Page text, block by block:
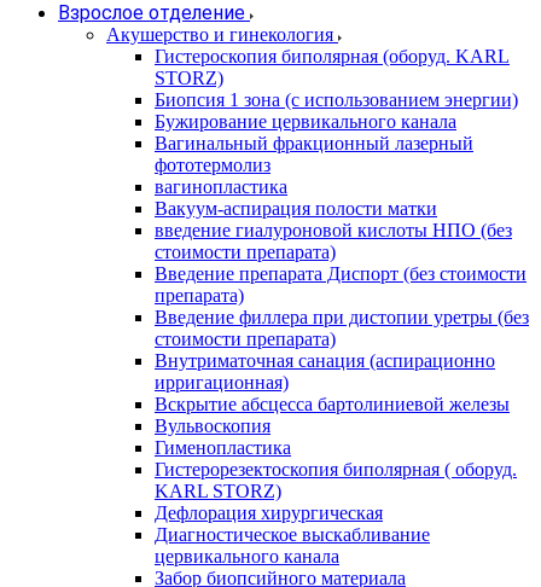
Взрослое отделение
Акушерство и гинекология
Гистероскопия биполярная (оборуд. KARL
STORZ)
Биопсия 1 зона (с использованием энергии)
Бужирование цервикального канала
Вагинальный фракционный лазерный
фототермолиз
вагинопластика
Вакуум-аспирация полости матки
введение гиалуроновой кислоты НПО (без
стоимости препарата)
Введение препарата Диспорт (без стоимости
препарата)
Введение филлера при дистопии уретры (без
стоимости препарата)
Внутриматочная санация (аспирационно
ирригационная)
Вскрытие абсцесса бартолиниевой железы
Вульвоскопия
Гименопластика
Гистерорезектоскопия биполярная ( оборуд.
KARL STORZ)
Дефлорация хирургическая
Диагностическое выскабливание
цервикального канала
Забор биопсийного материала